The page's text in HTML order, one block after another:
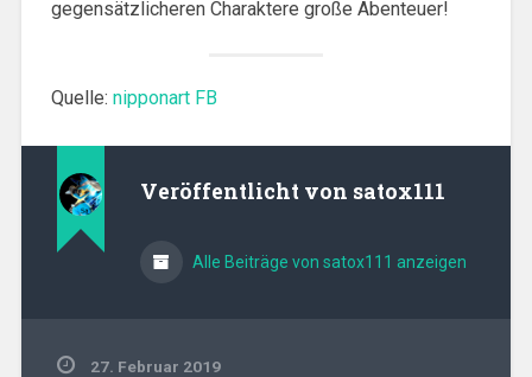
gegensätzlicheren Charaktere große Abenteuer!
Quelle: nipponart FB
Veröffentlicht von satox111
Alle Beiträge von satox111 anzeigen
27. Februar 2019